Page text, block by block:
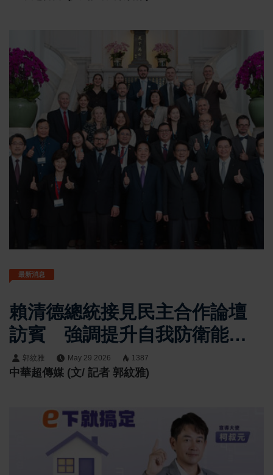
最新消息
賴清德總統接見民主合作論壇
訪賓 強調提升自我防衛能
力 打造印太民主堡壘
郭紋雅 May 29 2026 1387
中華超傳媒 (文/ 記者 郭紋雅)